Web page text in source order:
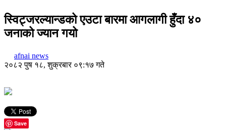
स्विट्जरल्यान्डको एउटा बारमा आगलागी हुँदा ४०
जनाको ज्यान गयो
afnai news
२०८२ पुष १८, शुक्रबार ०९:१७ गते
Save